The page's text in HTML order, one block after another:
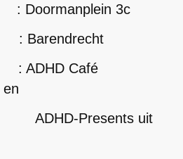
3c
Café
en
uit